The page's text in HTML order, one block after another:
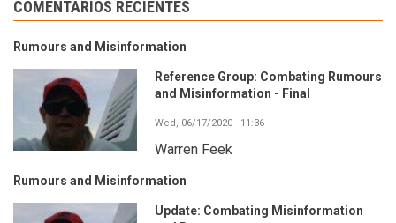
COMENTARIOS RECIENTES
Rumours and Misinformation
Reference Group: Combating Rumours
and Misinformation - Final
Wed, 06/17/2020 - 11:36
Warren Feek
Rumours and Misinformation
Update: Combating Misinformation